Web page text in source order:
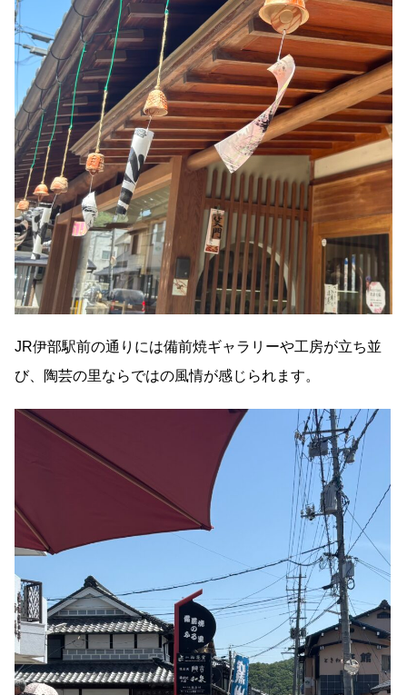
JR伊部駅前の通りには備前焼ギャラリーや工房が立ち並
び、陶芸の里ならではの風情が感じられます。